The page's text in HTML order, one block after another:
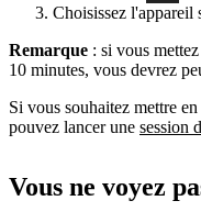
Choisissez l'appareil
Remarque : si vous
10 minutes, vous devrez
Si vous souhaitez mettre
pouvez lancer une session
Vous ne voyez